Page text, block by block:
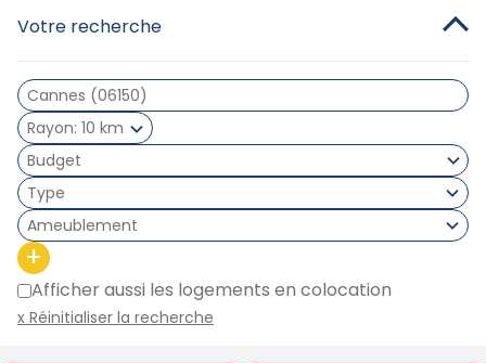
Votre recherche
Rayon 10 km
Type
Ameublement
+
Afficher aussi les logements en colocation
x Réinitialiser la recherche